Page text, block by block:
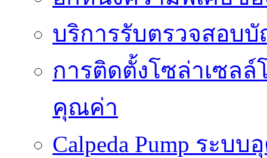
บริการรับตรวจสอบ
การติดตั้งโซล่าเซลล์
คุณค่า
Calpeda Pump ระบ